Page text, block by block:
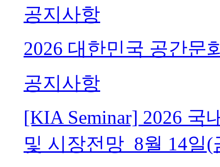
공지사항
2026 대한민국 공간문
공지사항
[KIA Seminar] 2026 국
및 시장전망_8월 14일(